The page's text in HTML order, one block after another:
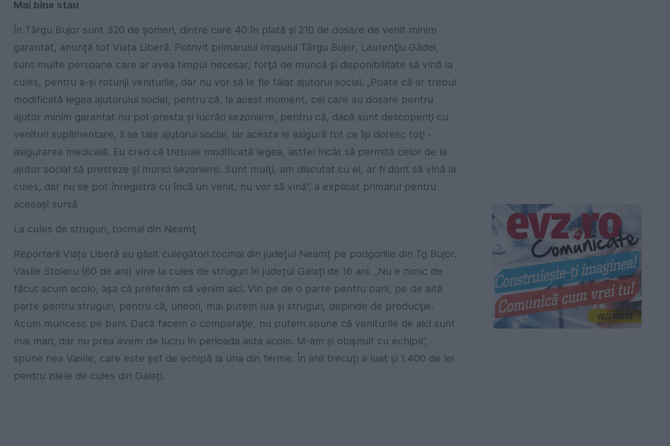
Mai bine stau
În Târgu Bujor sunt 320 de şomeri, dintre care 40 în plată şi 210 de dosare de venit minim
garantat, anunță tot Viața Liberă. Potrivit primarului oraşului Târgu Bujor, Laurenţiu Gâdei,
sunt multe persoane care ar avea timpul necesar, forţă de muncă şi disponibilitate să vină la
cules, pentru a-şi rotunji veniturile, dar nu vor să le fie tăiat ajutorul social. „Poate că ar trebui
modificată legea ajutorului social, pentru că, la acest moment, cei care au dosare pentru
ajutor minim garantat nu pot presta şi lucrări sezoniere, pentru că, dacă sunt descoperiţi cu
venituri suplimentare, li se taie ajutorul social, iar acesta le asigură tot ce îşi doresc toţi -
asigurarea medicală. Eu cred că trebuie modificată legea, astfel încât să permită celor de la
ajutor social să presteze şi munci sezoniere. Sunt mulţi, am discutat cu ei, ar fi dorit să vină la
cules, dar nu se pot înregistra cu încă un venit, nu vor să vină”, a explicat primarul pentru
aceeași sursă
La cules de struguri, tocmai din Neamţ
Reporterii Viața Liberă au găsit culegători tocmai din județul Neamț pe podgoriile din Tg Bujor.
Vasile Stoleru (60 de ani) vine la cules de struguri în județul Galați de 16 ani. „Nu e nimic de
făcut acum acolo, aşa că preferăm să venim aici. Vin pe de o parte pentru bani, pe de altă
parte pentru struguri, pentru că, uneori, mai putem lua şi struguri, depinde de producţie.
Acum muncesc pe bani. Dacă facem o comparaţie, nu putem spune că veniturile de aici sunt
mai mari, dar nu prea avem de lucru în perioada asta acolo. M-am şi obişnuit cu echipa”,
spune nea Vasile, care este şef de echipă la una din ferme. În anii trecuți a luat și 1.400 de lei
pentru zilele de cules din Galați.